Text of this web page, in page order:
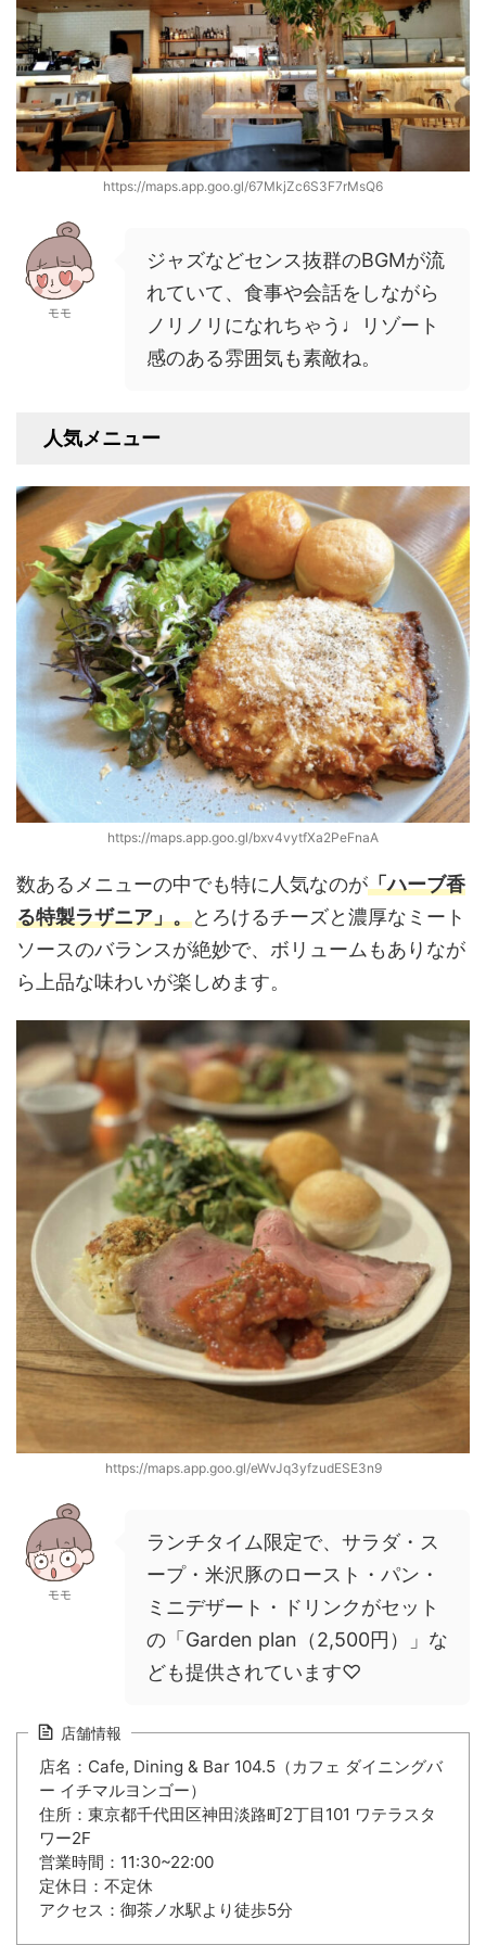
https://maps.app.goo.gl/67MkjZc6S3F7rMsQ6
モモ
ジャズなどセンス抜群のBGMが流
れていて、食事や会話をしながら
ノリノリになれちゃう♩リゾート
感のある雰囲気も素敵ね。
人気メニュー
https://maps.app.goo.gl/bxv4vytfXa2PeFnaA
数あるメニューの中でも特に人気なのが「ハーブ香
る特製ラザニア」。とろけるチーズと濃厚なミート
ソースのバランスが絶妙で、ボリュームもありなが
ら上品な味わいが楽しめます。
https://maps.app.goo.gl/eWvJq3yfzudESE3n9
モモ
ランチタイム限定で、サラダ・ス
ープ・米沢豚のロースト・パン・
ミニデザート・ドリンクがセット
の「Garden plan（2,500円）」な
ども提供されています♡
店舗情報
店名：Cafe, Dining & Bar 104.5（カフェ ダイニングバ
ー イチマルヨンゴー）
住所：東京都千代田区神田淡路町2丁目101 ワテラスタ
ワー2F
営業時間：11:30~22:00
定休日：不定休
アクセス：御茶ノ水駅より徒歩5分